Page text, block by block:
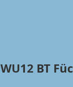
WU12 BT